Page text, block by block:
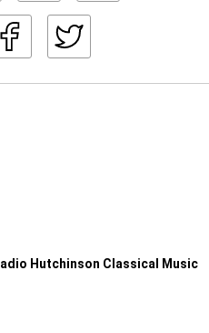
Hutchinson Classical Music